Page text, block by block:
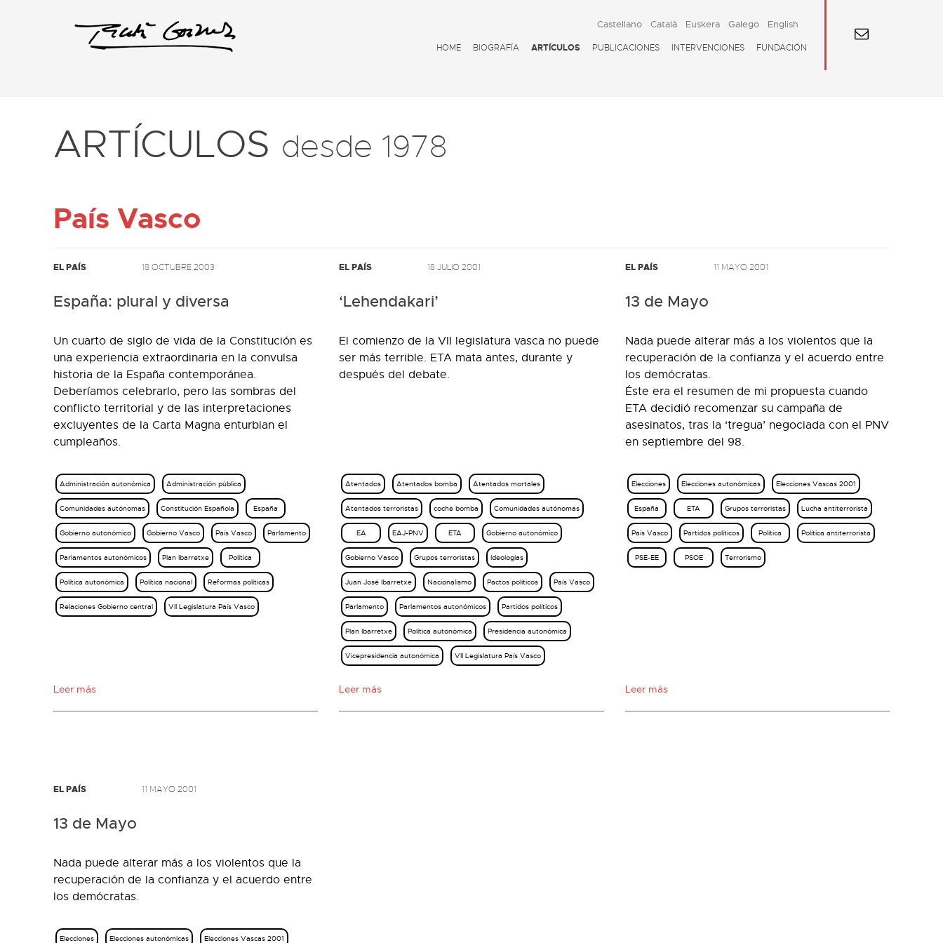
HOME BIOGRAFÍA ARTÍCULOS PUBLICACIONES INTERVENCIONES FUNDACIÓN
Castellano Català Euskera Galego English
ARTÍCULOS desde 1978
País Vasco
EL PAÍS 18 OCTUBRE 2003
España: plural y diversa
Un cuarto de siglo de vida de la Constitución es
una experiencia extraordinaria en la convulsa
historia de la España contemporánea.
Deberíamos celebrarlo, pero las sombras del
conflicto territorial y de las interpretaciones
excluyentes de la Carta Magna enturbian el
cumpleaños.
Administración autonómica Administración pública
Comunidades autónomas Constitución Española España
Gobierno autonómico Gobierno Vasco País Vasco Parlamento
Parlamentos autonómicos Plan Ibarretxe Política
Política autonómica Política nacional Reformas políticas
Relaciones Gobierno central VII Legislatura País Vasco
Leer más
EL PAÍS 18 JULIO 2001
‘Lehendakari’
El comienzo de la VII legislatura vasca no puede
ser más terrible. ETA mata antes, durante y
después del debate.
Atentados Atentados bomba Atentados mortales
Atentados terroristas coche bomba Comunidades autónomas
EA EAJ-PNV ETA Gobierno autonómico
Gobierno Vasco Grupos terroristas Ideologías
Juan José Ibarretxe Nacionalismo Pactos políticos País Vasco
Parlamento Parlamentos autonómicos Partidos políticos
Plan Ibarretxe Política autonómica Presidencia autonómica
Vicepresidencia autonómica VII Legislatura País Vasco
Leer más
EL PAÍS 11 MAYO 2001
13 de Mayo
Nada puede alterar más a los violentos que la
recuperación de la confianza y el acuerdo entre
los demócratas.
Éste era el resumen de mi propuesta cuando
ETA decidió recomenzar su campaña de
asesinatos, tras la ‘tregua’ negociada con el PNV
en septiembre del 98.
Elecciones Elecciones autonómicas Elecciones Vascas 2001
España ETA Grupos terroristas Lucha antiterrorista
País Vasco Partidos políticos Política Política antiterrorista
PSE-EE PSOE Terrorismo
Leer más
EL PAÍS 11 MAYO 2001
13 de Mayo
Nada puede alterar más a los violentos que la
recuperación de la confianza y el acuerdo entre
los demócratas.
Elecciones Elecciones autonómicas Elecciones Vascas 2001